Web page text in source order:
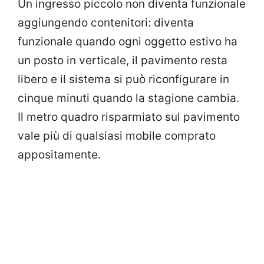
Un ingresso piccolo non diventa funzionale
aggiungendo contenitori: diventa
funzionale quando ogni oggetto estivo ha
un posto in verticale, il pavimento resta
libero e il sistema si può riconfigurare in
cinque minuti quando la stagione cambia.
Il metro quadro risparmiato sul pavimento
vale più di qualsiasi mobile comprato
appositamente.